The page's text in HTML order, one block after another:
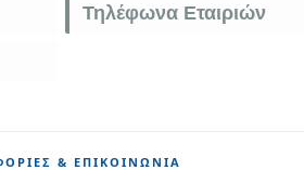
Τηλέφωνα Εταιριών
& ΕΠΙΚΟΙΝΩΝΊΑ